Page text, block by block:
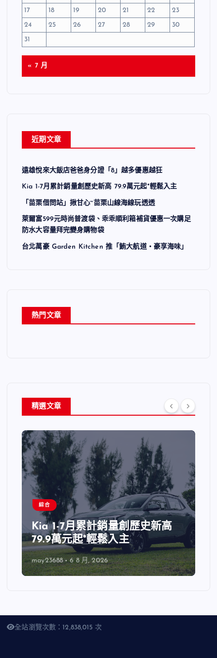
17
18 19 20 21 22
23
24
25 26 27 28 29
30
31
« 7 月
近期文章
遠雄悅來大飯店爸爸身分證「8」越多優惠越狂
Kia 1-7月累計銷量創歷史新高 79.9萬元起*輕鬆入主
「苗栗借問站」揪甘心~苗栗山線海線玩透透
萊爾富599元時尚普渡袋、乖乖順利箱補貨優惠一次購足
防水大容量拜完變身購物袋
台北萬豪 Garden Kitchen 推「鮪大航道・豪享海味」
熱門文章
精選文章
綜合
Kia 1-7月累計銷量創歷史新高
79.9萬元起*輕鬆入主
may23688 6 8 月, 2026
全站瀏覽次數：12,838,015 次